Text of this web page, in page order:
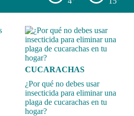
CUCARACHAS
¿Por qué no debes usar
insecticida para eliminar una
plaga de cucarachas en tu
hogar?